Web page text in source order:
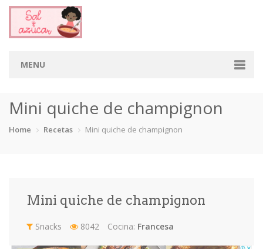
MENU
Categorias
Cremas
Mini quiche de champignon
Home Recetas Mini quiche de champignon
Mini quiche de champignon
Snacks 8042 Cocina: Francesa